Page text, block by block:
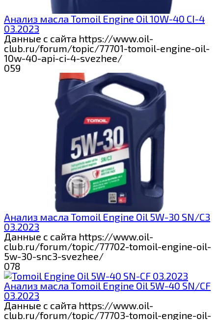
Анализ масла Tomoil Engine Oil 10W-40 CI-4
03.2023
Данные с сайта https://www.oil-
club.ru/forum/topic/77701-tomoil-engine-oil-
10w-40-api-ci-4-svezhee/
059
Анализ масла Tomoil Engine Oil 5W-30 SN/C3
03.2023
Данные с сайта https://www.oil-
club.ru/forum/topic/77702-tomoil-engine-oil-
5w-30-snc3-svezhee/
078
Анализ масла Tomoil Engine Oil 5W-40 SN/CF
03.2023
Данные с сайта https://www.oil-
club.ru/forum/topic/77703-tomoil-engine-oil-